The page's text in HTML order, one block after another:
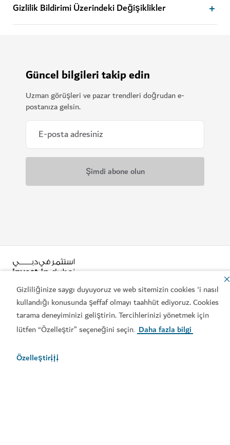
Gizliliğinize saygı duyuyoruz ve web sitemizin cookies 'i nasıl
kullandığı konusunda şeffaf olmayı taahhüt ediyoruz. Cookies
tarama deneyiminizi geliştirin. Tercihlerinizi yönetmek için
lütfen “Özelleştir” seçeneğini seçin. Daha fazla bilgi
Özelleştir
Gizlilik Bildirimi Üzerindeki Değişiklikler
Güncel bilgileri takip edin
Uzman görüşleri ve pazar trendleri doğrudan e-
postanıza gelsin.
Popüler bağlantılar
Faydalı bilgiler